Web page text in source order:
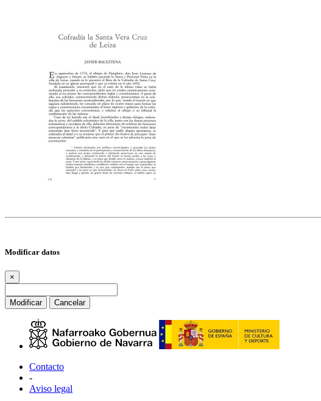
Modificar datos
×
Modificar Cancelar
Contacto
-
Aviso legal